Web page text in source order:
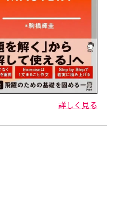
詳しく見る